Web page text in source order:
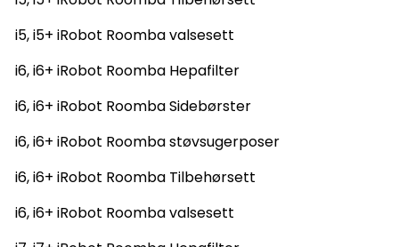
i5, i5+ iRobot Roomba valsesett
i6, i6+ iRobot Roomba Hepafilter
i6, i6+ iRobot Roomba Sidebørster
i6, i6+ iRobot Roomba støvsugerposer
i6, i6+ iRobot Roomba Tilbehørsett
i6, i6+ iRobot Roomba valsesett